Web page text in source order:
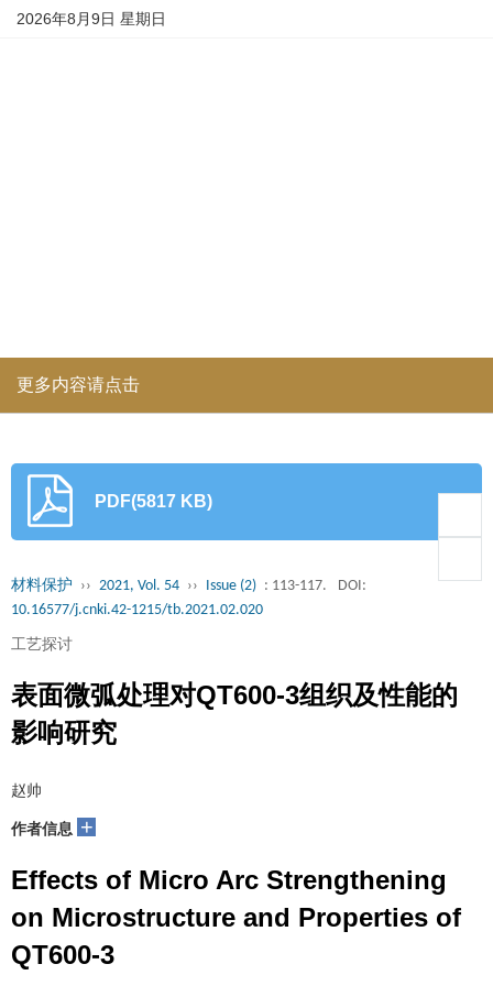
2026年8月9日 星期日
更多内容请点击
PDF(5817 KB)
材料保护 ›› 2021, Vol. 54 ›› Issue (2) : 113-117.
DOI:
10.16577/j.cnki.42-1215/tb.2021.02.020
工艺探讨
表面微弧处理对QT600-3组织及性能的
影响研究
赵帅
作者信息 +
Effects of Micro Arc Strengthening
on Microstructure and Properties of
QT600-3